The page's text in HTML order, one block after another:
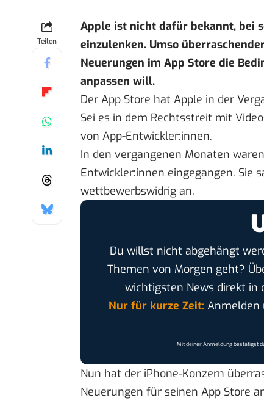
Teilen
Apple ist nicht dafür bekannt, bei
einzulenken. Umso
Neuerungen im App Store die
anpassen will.
Der App Store hat Apple in der
Sei es in dem Rechtsstreit mit
von App-Entwickler:innen.
In den vergangenen Monaten
Entwickler:innen eingegangen. Sie
wettbewerbswidrig an.
Du willst nicht abgehängt
Themen von Morgen geht?
wichtigsten News direkt in
Nur für kurze Zeit:Anmelden
Mit deiner Anmeldung bestätigst
Nun hat der iPhone-Konzern
Neuerungen für seinen App Store